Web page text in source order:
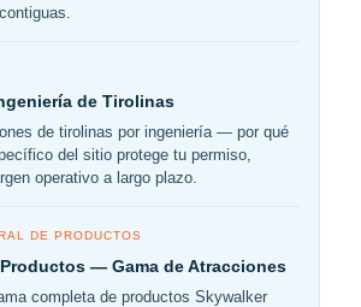
de Tirolinas
de tirolinas por ingeniería — por qué
del sitio protege tu permiso,
operativo a largo plazo.
DE PRODUCTOS
— Gama de Atracciones
completa de productos Skywalker